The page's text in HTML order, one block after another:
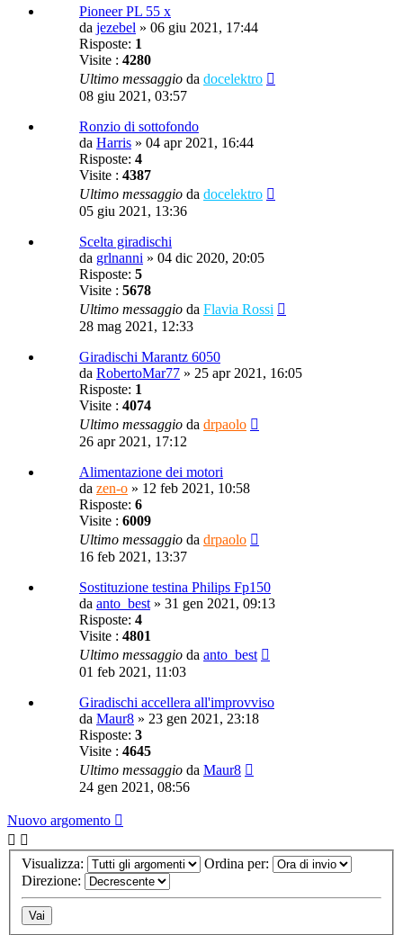
Pioneer PL 55 x
da jezebel » 06 giu 2021, 17:44
Risposte: 1
Visite : 4280
Ultimo messaggio da docelektro
08 giu 2021, 03:57
Ronzio di sottofondo
da Harris » 04 apr 2021, 16:44
Risposte: 4
Visite : 4387
Ultimo messaggio da docelektro
05 giu 2021, 13:36
Scelta giradischi
da grlnanni » 04 dic 2020, 20:05
Risposte: 5
Visite : 5678
Ultimo messaggio da Flavia Rossi
28 mag 2021, 12:33
Giradischi Marantz 6050
da RobertoMar77 » 25 apr 2021, 16:05
Risposte: 1
Visite : 4074
Ultimo messaggio da drpaolo
26 apr 2021, 17:12
Alimentazione dei motori
da zen-o » 12 feb 2021, 10:58
Risposte: 6
Visite : 6009
Ultimo messaggio da drpaolo
16 feb 2021, 13:37
Sostituzione testina Philips Fp150
da anto_best » 31 gen 2021, 09:13
Risposte: 4
Visite : 4801
Ultimo messaggio da anto_best
01 feb 2021, 11:03
Giradischi accellera all'improvviso
da Maur8 » 23 gen 2021, 23:18
Risposte: 3
Visite : 4645
Ultimo messaggio da Maur8
24 gen 2021, 08:56
Nuovo argomento
Visualizza:
Ordina per:
Direzione: